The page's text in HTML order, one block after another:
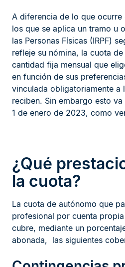
A diferencia de lo que ocurre
los que se aplica un tramo u
las Personas Físicas (IRPF)
refleje su nómina, la cuota
cantidad fija mensual que
en función de sus
vinculada obligatoriamente a
reciben. Sin embargo esto
1 de enero de 2023, como
¿Qué
la cuota?
La cuota de autónomo que
profesional por cuenta
cubre, mediante un
abonada, las siguientes